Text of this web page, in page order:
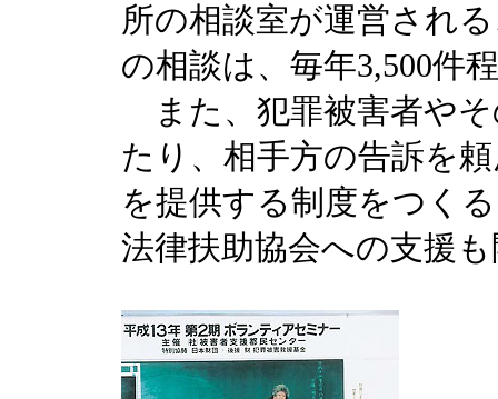
所の相談室が運営され
の相談は、毎年3,500件
また、犯罪被害者や
たり、相手方の告訴を
を提供する制度をつく
法律扶助協会への支援